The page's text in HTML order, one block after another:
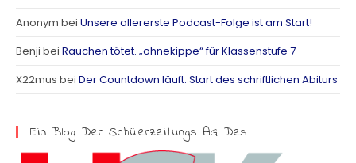
a
m
Anonym bei Unsere allererste Podcast-Folge ist am Start!
Benji bei Rauchen tötet. „ohnekippe“ für Klassenstufe 7
X22mus bei Der Countdown läuft: Start des schriftlichen Abiturs
Ein Blog Der Schülerzeitungs AG Des